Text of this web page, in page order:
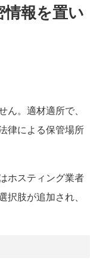
報を置い
。適材適所で、
律による保管場所
ホスティング業者
肢が追加され、